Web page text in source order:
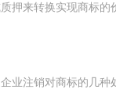
押来转换实现商标的
业注销对商标的几种